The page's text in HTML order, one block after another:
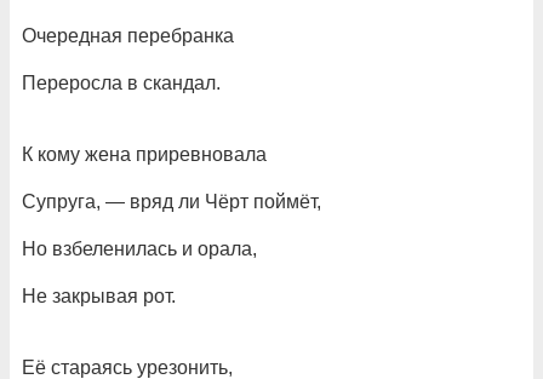
Очередная перебранка
Переросла в скандал.
К кому жена приревновала
Супруга, — вряд ли Чёрт поймёт,
Но взбеленилась и орала,
Не закрывая рот.
Её стараясь урезонить,